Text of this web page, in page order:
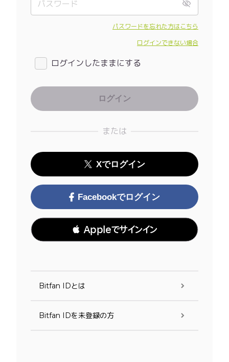
パスワードを忘れた方はこちら
ログインできない場合
ログインしたままにする
または
Xでログイン
Facebookでログイン
 Appleでサインイン
Bitfan IDとは
Bitfan IDを未登録の方